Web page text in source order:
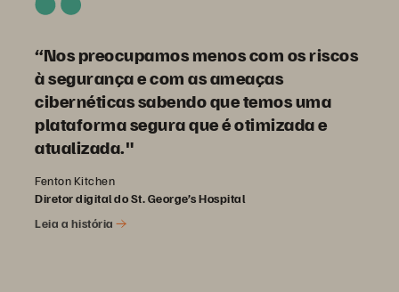
“Nos preocupamos menos com os riscos
à segurança e com as ameaças
cibernéticas sabendo que temos uma
plataforma segura que é otimizada e
atualizada."
Fenton Kitchen
Diretor digital do St. George’s Hospital
Leia a história